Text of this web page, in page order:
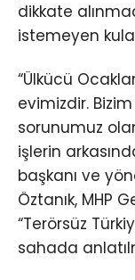
dikkate
istemeyen
“Ülkücü
evimizdir.
sorunumuz
işlerin
başkanı ve
Öztanık, MHP
“Terörsüz
sahada